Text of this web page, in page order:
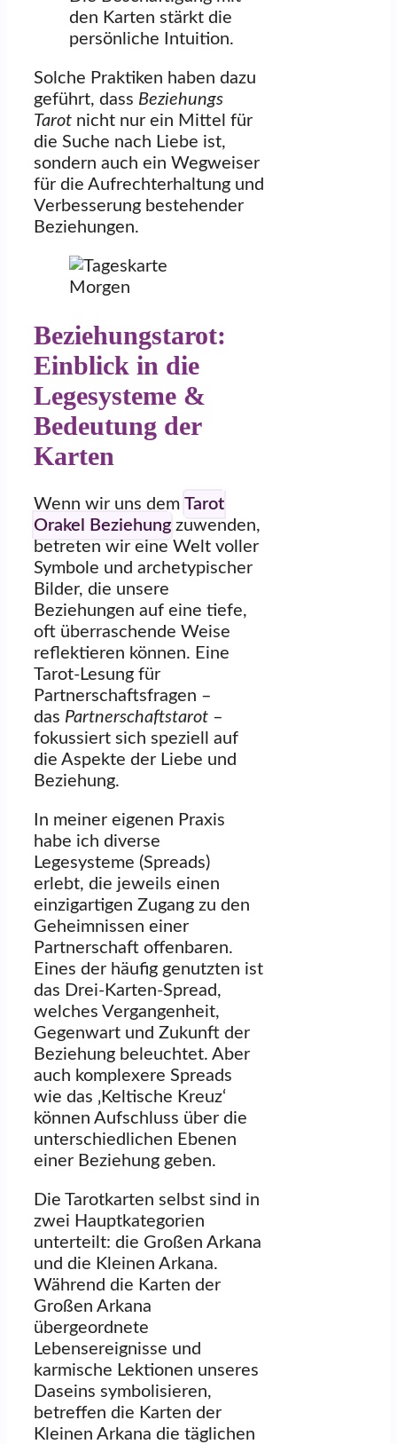
den Karten stärkt die
persönliche Intuition.
Solche Praktiken haben dazu
geführt, dass Beziehungs
Tarot nicht nur ein Mittel für
die Suche nach Liebe ist,
sondern auch ein Wegweiser
für die Aufrechterhaltung und
Verbesserung bestehender
Beziehungen.
Beziehungstarot:
Einblick in die
Legesysteme &
Bedeutung der
Karten
Wenn wir uns dem Tarot
Orakel Beziehung zuwenden,
betreten wir eine Welt voller
Symbole und archetypischer
Bilder, die unsere
Beziehungen auf eine tiefe,
oft überraschende Weise
reflektieren können. Eine
Tarot-Lesung für
Partnerschaftsfragen –
das Partnerschaftstarot –
fokussiert sich speziell auf
die Aspekte der Liebe und
Beziehung.
In meiner eigenen Praxis
habe ich diverse
Legesysteme (Spreads)
erlebt, die jeweils einen
einzigartigen Zugang zu den
Geheimnissen einer
Partnerschaft offenbaren.
Eines der häufig genutzten ist
das Drei-Karten-Spread,
welches Vergangenheit,
Gegenwart und Zukunft der
Beziehung beleuchtet. Aber
auch komplexere Spreads
wie das ‚Keltische Kreuz‘
können Aufschluss über die
unterschiedlichen Ebenen
einer Beziehung geben.
Die Tarotkarten selbst sind in
zwei Hauptkategorien
unterteilt: die Großen Arkana
und die Kleinen Arkana.
Während die Karten der
Großen Arkana
übergeordnete
Lebensereignisse und
karmische Lektionen unseres
Daseins symbolisieren,
betreffen die Karten der
Kleinen Arkana die täglichen